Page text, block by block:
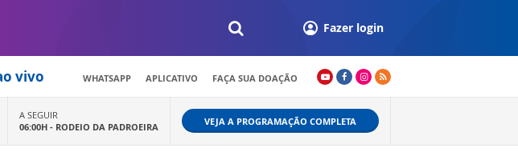
Fazer login
vivo WHATSAPP APLICATIVO FAÇA SUA DOAÇÃO
A SEGUIR
06:00H - RODEIO DA PADROEIRA VEJA A PROGRAMAÇÃO COMPLETA